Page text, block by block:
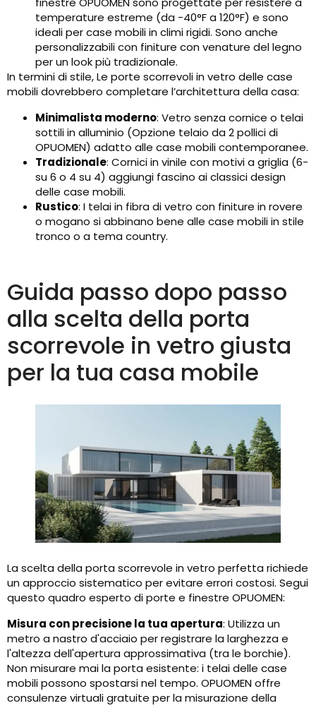
temperature estreme (da -40°F a 120°F) e sono
ideali per case mobili in climi rigidi. Sono anche
personalizzabili con finiture con venature del legno
per un look più tradizionale.
In termini di stile, Le porte scorrevoli in vetro delle case
mobili dovrebbero completare l’architettura della casa:
Minimalista moderno: Vetro senza cornice o telai
sottili in alluminio (Opzione telaio da 2 pollici di
OPUOMEN) adatto alle case mobili contemporanee.
Tradizionale: Cornici in vinile con motivi a griglia (6-
su 6 o 4 su 4) aggiungi fascino ai classici design
delle case mobili.
Rustico: I telai in fibra di vetro con finiture in rovere
o mogano si abbinano bene alle case mobili in stile
tronco o a tema country.
Guida passo dopo passo
alla scelta della porta
scorrevole in vetro giusta
per la tua casa mobile
La scelta della porta scorrevole in vetro perfetta richiede
un approccio sistematico per evitare errori costosi. Segui
questo quadro esperto di porte e finestre OPUOMEN:
Misura con precisione la tua apertura: Utilizza un
metro a nastro d'acciaio per registrare la larghezza e
l'altezza dell'apertura approssimativa (tra le borchie).
Non misurare mai la porta esistente: i telai delle case
mobili possono spostarsi nel tempo. OPUOMEN offre
consulenze virtuali gratuite per la misurazione della